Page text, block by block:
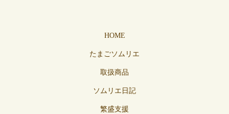
HOME
たまごソムリエ
取扱商品
ソムリエ日記
繁盛支援